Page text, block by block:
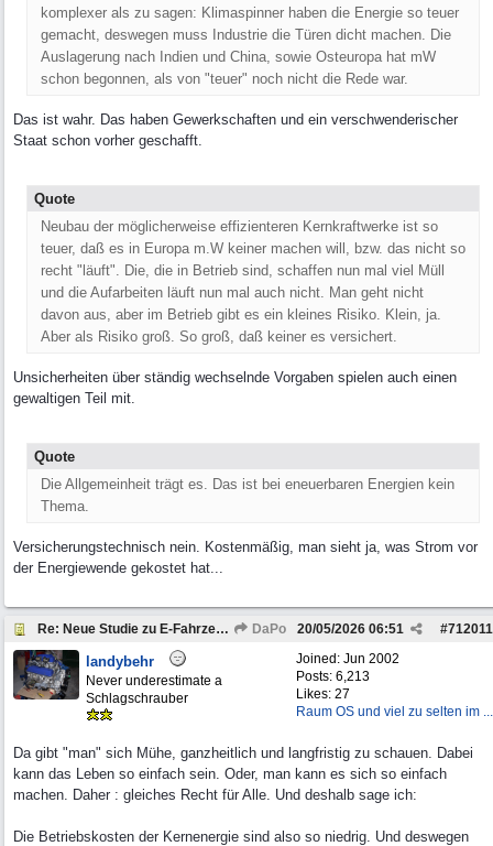
komplexer als zu sagen: Klimaspinner haben die Energie so teuer
gemacht, deswegen muss Industrie die Türen dicht machen. Die
Auslagerung nach Indien und China, sowie Osteuropa hat mW
schon begonnen, als von "teuer" noch nicht die Rede war.
Das ist wahr. Das haben Gewerkschaften und ein verschwenderischer
Staat schon vorher geschafft.
Quote
Neubau der möglicherweise effizienteren Kernkraftwerke ist so
teuer, daß es in Europa m.W keiner machen will, bzw. das nicht so
recht "läuft". Die, die in Betrieb sind, schaffen nun mal viel Müll
und die Aufarbeiten läuft nun mal auch nicht. Man geht nicht
davon aus, aber im Betrieb gibt es ein kleines Risiko. Klein, ja.
Aber als Risiko groß. So groß, daß keiner es versichert.
Unsicherheiten über ständig wechselnde Vorgaben spielen auch einen
gewaltigen Teil mit.
Quote
Die Allgemeinheit trägt es. Das ist bei eneuerbaren Energien kein
Thema.
Versicherungstechnisch nein. Kostenmäßig, man sieht ja, was Strom vor
der Energiewende gekostet hat...
Re: Neue Studie zu E-Fahrzeugen DaPo #712011
20/05/2026 06:51
Joined: Jun 2002
Posts: 6,213
Likes: 27
Raum OS und viel zu selten im ...
landybehr
Never underestimate a
Schlagschrauber
Da gibt "man" sich Mühe, ganzheitlich und langfristig zu schauen. Dabei
kann das Leben so einfach sein. Oder, man kann es sich so einfach
machen. Daher : gleiches Recht für Alle. Und deshalb sage ich:
Die Betriebskosten der Kernenergie sind also so niedrig. Und deswegen